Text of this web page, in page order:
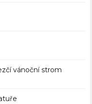
vánoční strom